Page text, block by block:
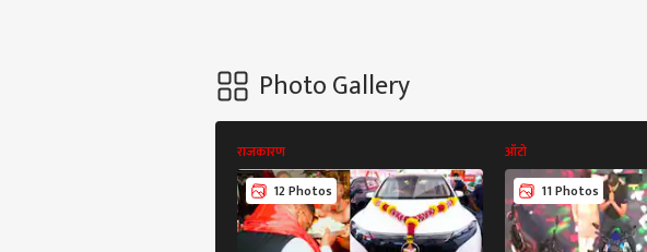
Photo Gallery
राजकारण
12 Photos
ऑटो
11 Photos